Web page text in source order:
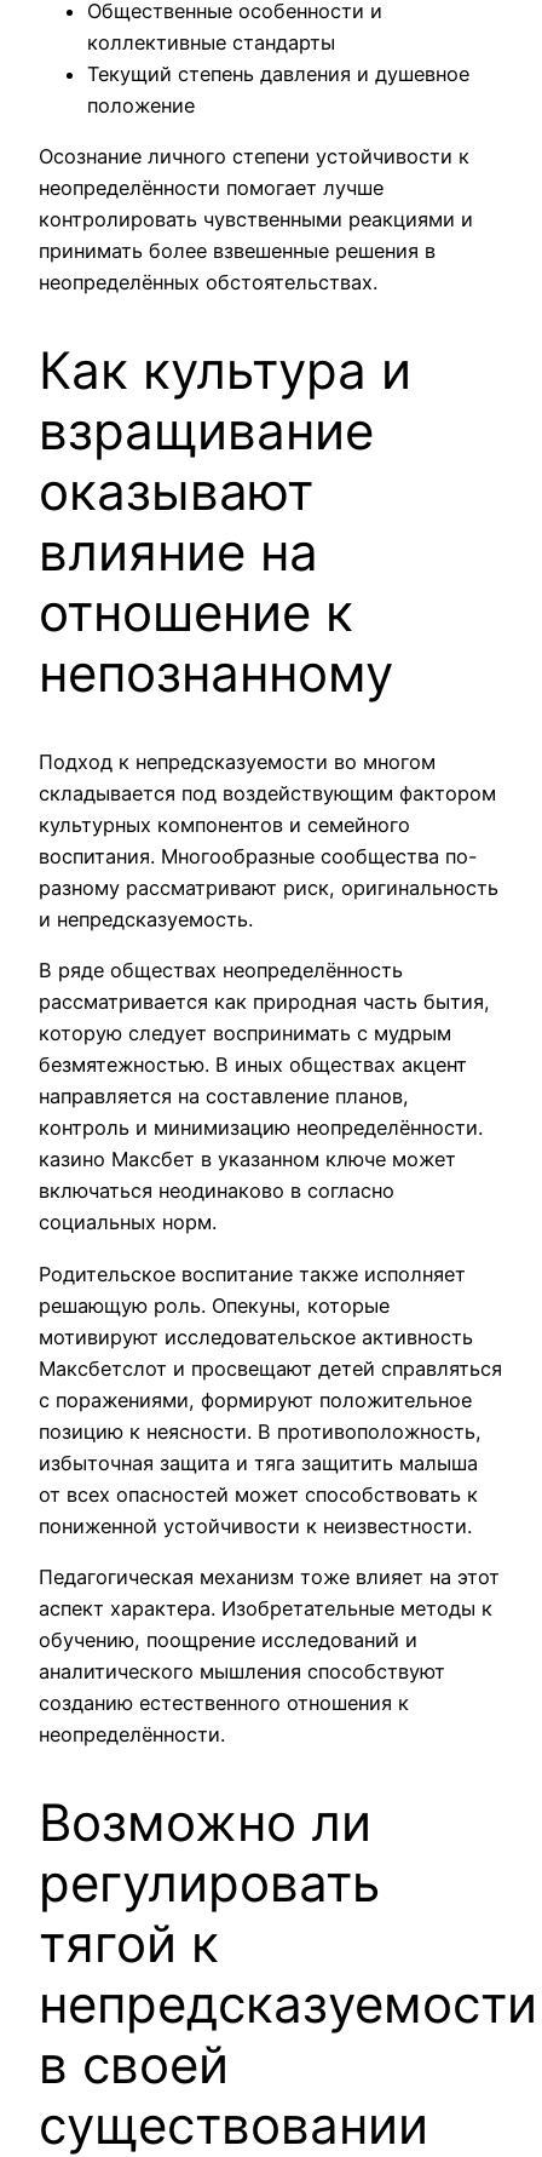
Общественные особенности и
коллективные стандарты
Текущий степень давления и душевное
положение
Осознание личного степени устойчивости к
неопределённости помогает лучше
контролировать чувственными реакциями и
принимать более взвешенные решения в
неопределённых обстоятельствах.
Как культура и
взращивание
оказывают
влияние на
отношение к
непознанному
Подход к непредсказуемости во многом
складывается под воздействующим фактором
культурных компонентов и семейного
воспитания. Многообразные сообщества по-
разному рассматривают риск, оригинальность
и непредсказуемость.
В ряде обществах неопределённость
рассматривается как природная часть бытия,
которую следует воспринимать с мудрым
безмятежностью. В иных обществах акцент
направляется на составление планов,
контроль и минимизацию неопределённости.
казино Максбет в указанном ключе может
включаться неодинаково в согласно
социальных норм.
Родительское воспитание также исполняет
решающую роль. Опекуны, которые
мотивируют исследовательское активность
Максбетслот и просвещают детей справляться
с поражениями, формируют положительное
позицию к неясности. В противоположность,
избыточная защита и тяга защитить малыша
от всех опасностей может способствовать к
пониженной устойчивости к неизвестности.
Педагогическая механизм тоже влияет на этот
аспект характера. Изобретательные методы к
обучению, поощрение исследований и
аналитического мышления способствуют
созданию естественного отношения к
неопределённости.
Возможно ли
регулировать
тягой к
непредсказуемости
в своей
существовании